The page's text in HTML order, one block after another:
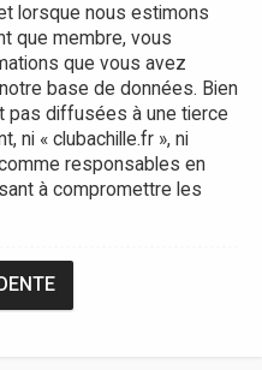
lorsque nous estimons
que membre, vous
que vous avez
base de données. Bien
pas diffusées à une tierce
ni « clubachille.fr », ni
responsables en
à compromettre les